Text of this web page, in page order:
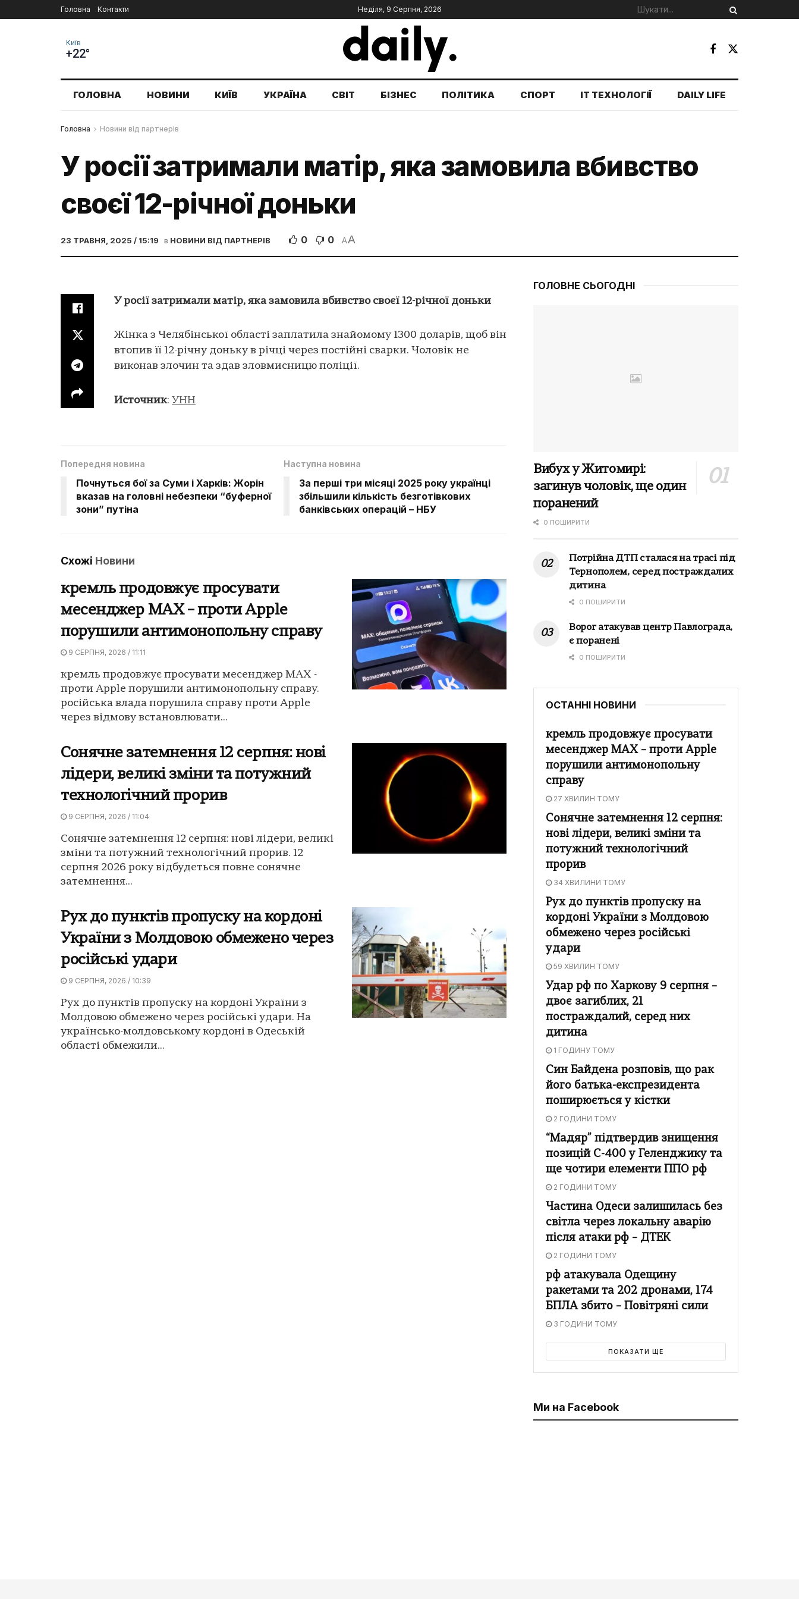
Головна Контакти Неділя, 9 Серпня, 2026
Київ
+22°
ГОЛОВНА НОВИНИ КИЇВ УКРАЇНА СВІТ БІЗНЕС ПОЛІТИКА СПОРТ IT ТЕХНОЛОГІЇ DAILY LIFE
Головна Новини від партнерів
У росії затримали матір, яка замовила вбивство
своєї 12-річної доньки
23 ТРАВНЯ, 2025 / 15:19 в НОВИНИ ВІД ПАРТНЕРІВ 0 0 AA
У росії затримали матір, яка замовила вбивство своєї 12-річної доньки
Жінка з Челябінської області заплатила знайомому 1300 доларів, щоб він
втопив її 12-річну доньку в річці через постійні сварки. Чоловік не
виконав злочин та здав зловмисницю поліції.
Источник: УНН
Попередня новина
Почнуться бої за Суми і Харків: Жорін
вказав на головні небезпеки “буферної
зони” путіна
Наступна новина
За перші три місяці 2025 року українці
збільшили кількість безготівкових
банківських операцій – НБУ
Схожі Новини
кремль продовжує просувати
месенджер MAX – проти Apple
порушили антимонопольну справу
9 СЕРПНЯ, 2026 / 11:11
кремль продовжує просувати месенджер MAX -
проти Apple порушили антимонопольну справу.
російська влада порушила справу проти Apple
через відмову встановлювати...
Сонячне затемнення 12 серпня: нові
лідери, великі зміни та потужний
технологічний прорив
9 СЕРПНЯ, 2026 / 11:04
Сонячне затемнення 12 серпня: нові лідери, великі
зміни та потужний технологічний прорив. 12
серпня 2026 року відбудеться повне сонячне
затемнення...
Рух до пунктів пропуску на кордоні
України з Молдовою обмежено через
російські удари
9 СЕРПНЯ, 2026 / 10:39
Рух до пунктів пропуску на кордоні України з
Молдовою обмежено через російські удари. На
українсько-молдовському кордоні в Одеській
області обмежили...
ГОЛОВНЕ СЬОГОДНІ
Вибух у Житомирі:
загинув чоловік, ще один
поранений
0 ПОШИРИТИ
Потрійна ДТП сталася на трасі під
Тернополем, серед постраждалих
дитина
0 ПОШИРИТИ
Ворог атакував центр Павлограда,
є поранені
0 ПОШИРИТИ
ОСТАННІ НОВИНИ
кремль продовжує просувати
месенджер MAX – проти Apple
порушили антимонопольну
справу
27 ХВИЛИН ТОМУ
Сонячне затемнення 12 серпня:
нові лідери, великі зміни та
потужний технологічний
прорив
34 ХВИЛИНИ ТОМУ
Рух до пунктів пропуску на
кордоні України з Молдовою
обмежено через російські
удари
59 ХВИЛИН ТОМУ
Удар рф по Харкову 9 серпня –
двоє загиблих, 21
постраждалий, серед них
дитина
1 ГОДИНУ ТОМУ
Син Байдена розповів, що рак
його батька-експрезидента
поширюється у кістки
2 ГОДИНИ ТОМУ
“Мадяр” підтвердив знищення
позицій С-400 у Геленджику та
ще чотири елементи ППО рф
2 ГОДИНИ ТОМУ
Частина Одеси залишилась без
світла через локальну аварію
після атаки рф – ДТЕК
2 ГОДИНИ ТОМУ
рф атакувала Одещину
ракетами та 202 дронами, 174
БПЛА збито – Повітряні сили
3 ГОДИНИ ТОМУ
ПОКАЗАТИ ЩЕ
Ми на Facebook